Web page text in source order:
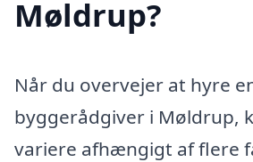
Møldrup?
Når du overvejer at hyre
byggerådgiver i Møldrup,
variere afhængigt af flere